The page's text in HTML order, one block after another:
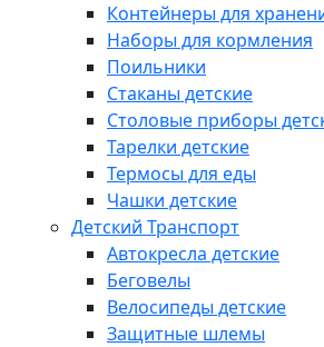
Контейнеры для
Наборы для кормления
Поильники
Стаканы детские
Столовые приборы
Тарелки детские
Термосы для еды
Чашки детские
Детский Транспорт
Автокресла детские
Беговелы
Велосипеды детские
Защитные шлемы